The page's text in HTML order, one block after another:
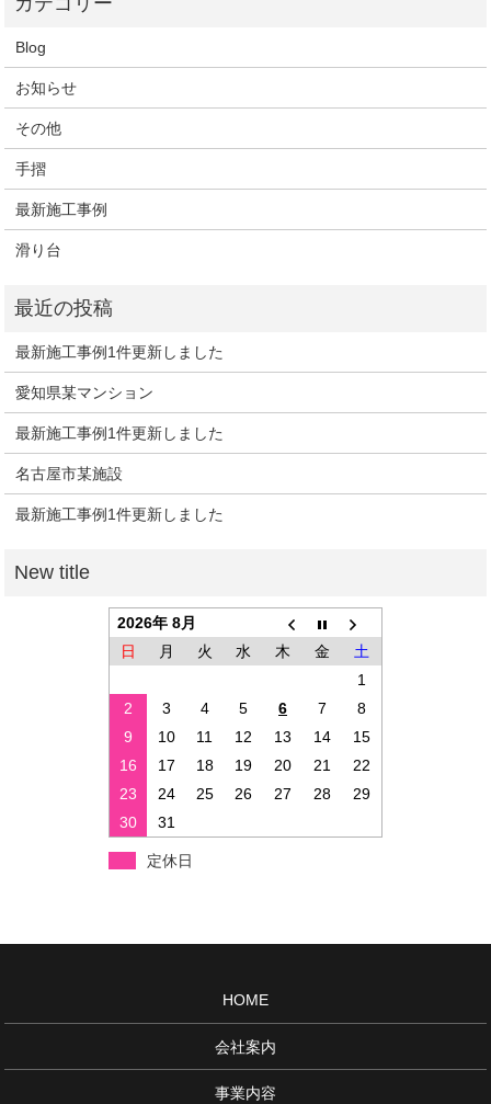
Blog
お知らせ
その他
手摺
最新施工事例
滑り台
最新施工事例1件更新しました
愛知県某マンション
最新施工事例1件更新しました
名古屋市某施設
最新施工事例1件更新しました
2026年 8月
日
月 火 水 木 金
土
1
2
3 4 5 6 7
8
9
10 11 12 13 14
15
16
17 18 19 20 21
22
23
24 25 26 27 28
29
30
31
定休日
HOME
会社案内
事業内容